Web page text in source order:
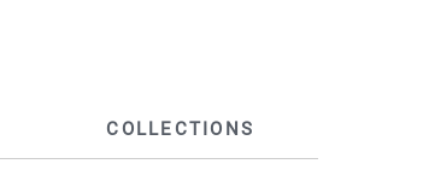
COLLECTIONS